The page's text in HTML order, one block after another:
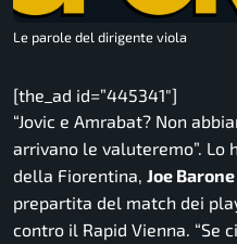
Le parole del dirigente viola
[the_ad id=”445341″]
“Jovic e Amrabat? Non
arrivano le valuteremo”. Lo
della Fiorentina, Joe Barone
prepartita del match dei
contro il Rapid Vienna. “Se